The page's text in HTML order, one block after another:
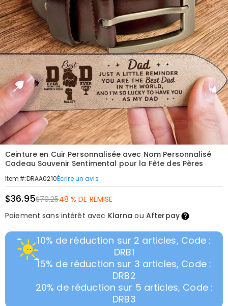
Ceinture en Cuir Personnalisée avec Nom Personnalisé
Cadeau Souvenir Sentimental pour la Fête des Pères
Item#:DRAA0210Écrire un avis
$36.95$70.2548 % DE REMISE
Paiement sans intérêt avec Klarna ou Afterpay
10% de réduction sur 2 articles, Code :
DRB1
15% de réduction sur 3 articles, Code :
DRB2
20% de réduction sur 5 articles, Code :
DRB3